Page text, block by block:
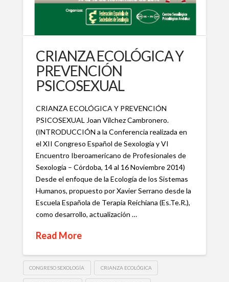
CRIANZA ECOLÓGICA Y
PREVENCIÓN
PSICOSEXUAL
CRIANZA ECOLÓGICA Y PREVENCIÓN
PSICOSEXUAL Joan Vílchez Cambronero.
(INTRODUCCIÓN a la Conferencia realizada en
el XII Congreso Español de Sexología y VI
Encuentro Iberoamericano de Profesionales de
Sexología – Córdoba, 14 al 16 Noviembre 2014)
Desde el enfoque de la Ecología de los Sistemas
Humanos, propuesto por Xavier Serrano desde la
Escuela Española de Terapia Reichiana (Es.Te.R.),
como desarrollo, actualización …
Read More
CONGRESO SEXOLOGÍA CRIANZA ECOLÓGICA